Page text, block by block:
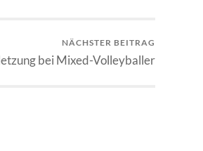
NÄCHSTER BEITRAG
bei Mixed-Volleyballer